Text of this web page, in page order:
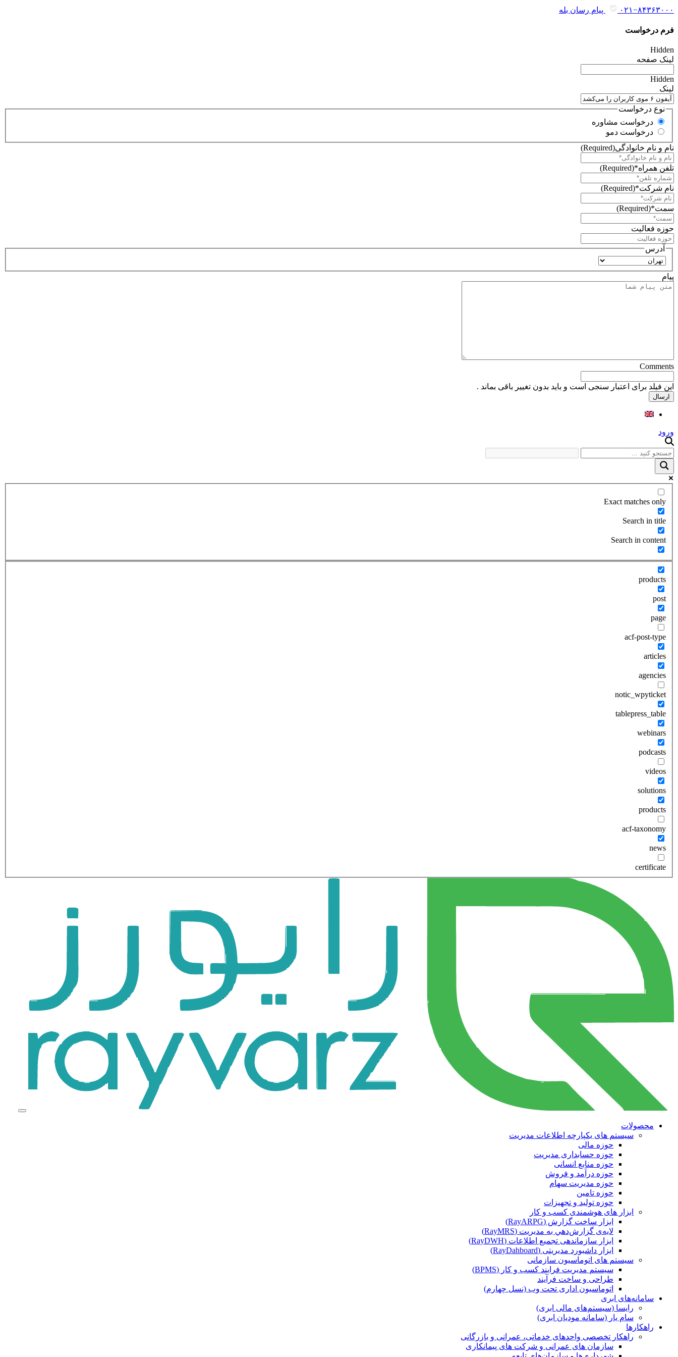
۰۲۱−۸۴۳۶۳۰۰۰ پیام رسان بله
فرم درخواست
Hidden
لینک صفحه
Hidden
لینک
نوع درخواست
درخواست مشاوره
درخواست دمو
نام و نام خانوادگی(Required)
تلفن همراه*(Required)
نام شرکت*(Required)
سمت*(Required)
حوزه فعالیت
آدرس
استان
پیام
Comments
این فیلد برای اعتبار سنجی است و باید بدون تغییر باقی بماند .
ورود
Exact matches only
Search in title
Search in content
products
post
page
acf-post-type
articles
agencies
notic_wpyticket
tablepress_table
webinars
podcasts
videos
solutions
products
acf-taxonomy
news
certificate
محصولات
سیستم های یکپارچه اطلاعات مدیریت
حوزه مالی
حوزه حسابداری مدیریت
حوزه منابع انسانی
حوزه درآمد و فروش
حوزه مدیریت سهام
حوزه تامین
حوزه تولید و تجهیزات
ابزار های هوشمندی کسب و کار
ابزار ساخت گزارش (RayARPG)
لایه‌ی گزارش‌دهي به مديريت (RayMRS)
ابزار سازماندهی تجمیع اطلاعات (RayDWH)
ابزار داشبورد مدیریتی (RayDahboard)
سیستم های اتوماسیون سازمانی
سیستم مدیریت فرایند کسب و کار (BPMS)
طراحی و ساخت فرآیند
اتوماسیون اداری تحت وب (نسل چهارم)
سامانه‌های ابری
رایسا (سیستم‌های مالی ابری)
سام یار (سامانه مودیان ابری)
راهکارها
راهکار تخصصی واحدهای خدماتی، عمرانی و بازرگانی
سازمان های عمرانی و شرکت های پیمانکاری